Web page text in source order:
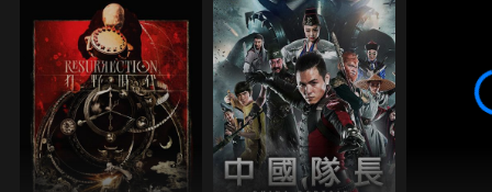
拘捕具有異能的國人，而麥子能夠「心靈探查」的特
異能力，成為極樂幫最大的目標，為了救回麥子，冷
鋼再度成為那個讓眾人聞風喪膽的修羅門殺手，一場
燃爆腎上腺的戰鬥正在展開！